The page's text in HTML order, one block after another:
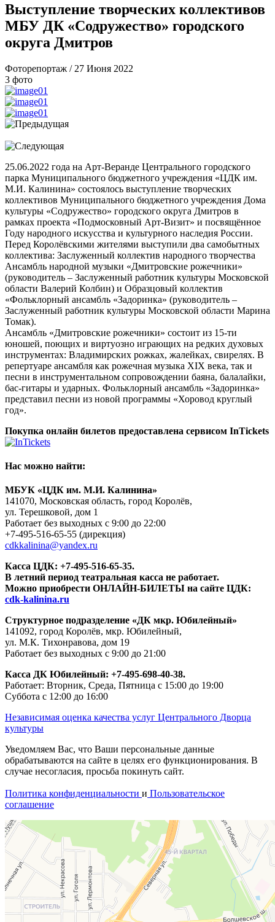
Выступление творческих коллективов
МБУ ДК «Содружество» городского
округа Дмитров
Фоторепортаж / 27 Июня 2022
3 фото
25.06.2022 года на Арт-Веранде Центрального городского
парка Муниципального бюджетного учреждения «ЦДК им.
М.И. Калинина» состоялось выступление творческих
коллективов Муниципального бюджетного учреждения Дома
культуры «Содружество» городского округа Дмитров в
рамках проекта «Подмосковный Арт-Визит» и посвящённое
Году народного искусства и культурного наследия России.
Перед Королёвскими жителями выступили два самобытных
коллектива: Заслуженный коллектив народного творчества
Ансамбль народной музыки «Дмитровские рожечники»
(руководитель – Заслуженный работник культуры Московской
области Валерий Колбин) и Образцовый коллектив
«Фольклорный ансамбль «Задоринка» (руководитель –
Заслуженный работник культуры Московской области Марина
Томак).
Ансамбль «Дмитровские рожечники» состоит из 15-ти
юношей, поющих и виртуозно играющих на редких духовых
инструментах: Владимирских рожках, жалейках, свирелях. В
репертуаре ансамбля как рожечная музыка XIX века, так и
песни в инструментальном сопровождении баяна, балалайки,
бас-гитары и ударных. Фольклорный ансамбль «Задоринка»
представил песни из новой программы «Хоровод круглый
год».
Покупка онлайн билетов предоставлена сервисом InTickets
Нас можно найти:
МБУК «ЦДК им. М.И. Калинина»
141070, Московская область, город Королёв,
ул. Терешковой, дом 1
Работает без выходных с 9:00 до 22:00
+7-495-516-65-55 (дирекция)
cdkkalinina@yandex.ru
Касса ЦДК: +7-495-516-65-35.
В летний период театральная касса не работает.
Можно приобрести ОНЛАЙН-БИЛЕТЫ на сайте ЦДК:
cdk-kalinina.ru
Структурное подразделение «ДК мкр. Юбилейный»
141092, город Королёв, мкр. Юбилейный,
ул. М.К. Тихонравова, дом 19
Работает без выходных с 9:00 до 21:00
Касса ДК Юбилейный: +7-495-698-40-38.
Работает: Вторник, Среда, Пятница с 15:00 до 19:00
Суббота с 12:00 до 16:00
Независимая оценка качества услуг Центрального Дворца
культуры
Уведомляем Вас, что Ваши персональные данные
обрабатываются на сайте в целях его функционирования. В
случае несогласия, просьба покинуть сайт.
Политика конфиденциальности и Пользовательское
соглашение